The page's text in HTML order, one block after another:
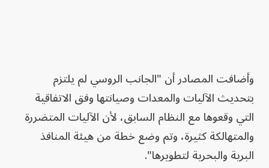
وأضافت المصادر أن "الجانب الروسي لم يلتزم
بتحديث الآليات والمعدات وصيانتها وفق الاتفاقية
التي وقعوها مع النظام السابق، لأن الآليات المتضررة
والمتهالكة كثيرة، وتم وضع خطة من هيئة المنافذ
البرية والبحرية لتطويرها".